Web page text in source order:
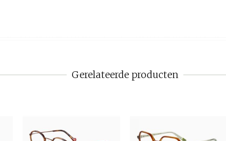
Gerelateerde producten